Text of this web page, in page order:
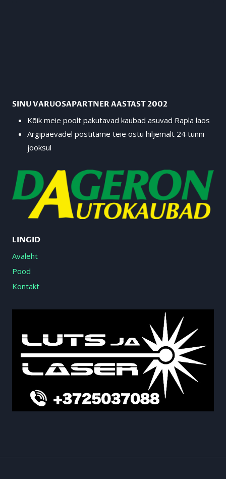
SINU VARUOSAPARTNER AASTAST 2002
Kõik meie poolt pakutavad kaubad asuvad Rapla laos
Argipäevadel postitame teie ostu hiljemalt 24 tunni
jooksul
LINGID
Avaleht
Pood
Kontakt